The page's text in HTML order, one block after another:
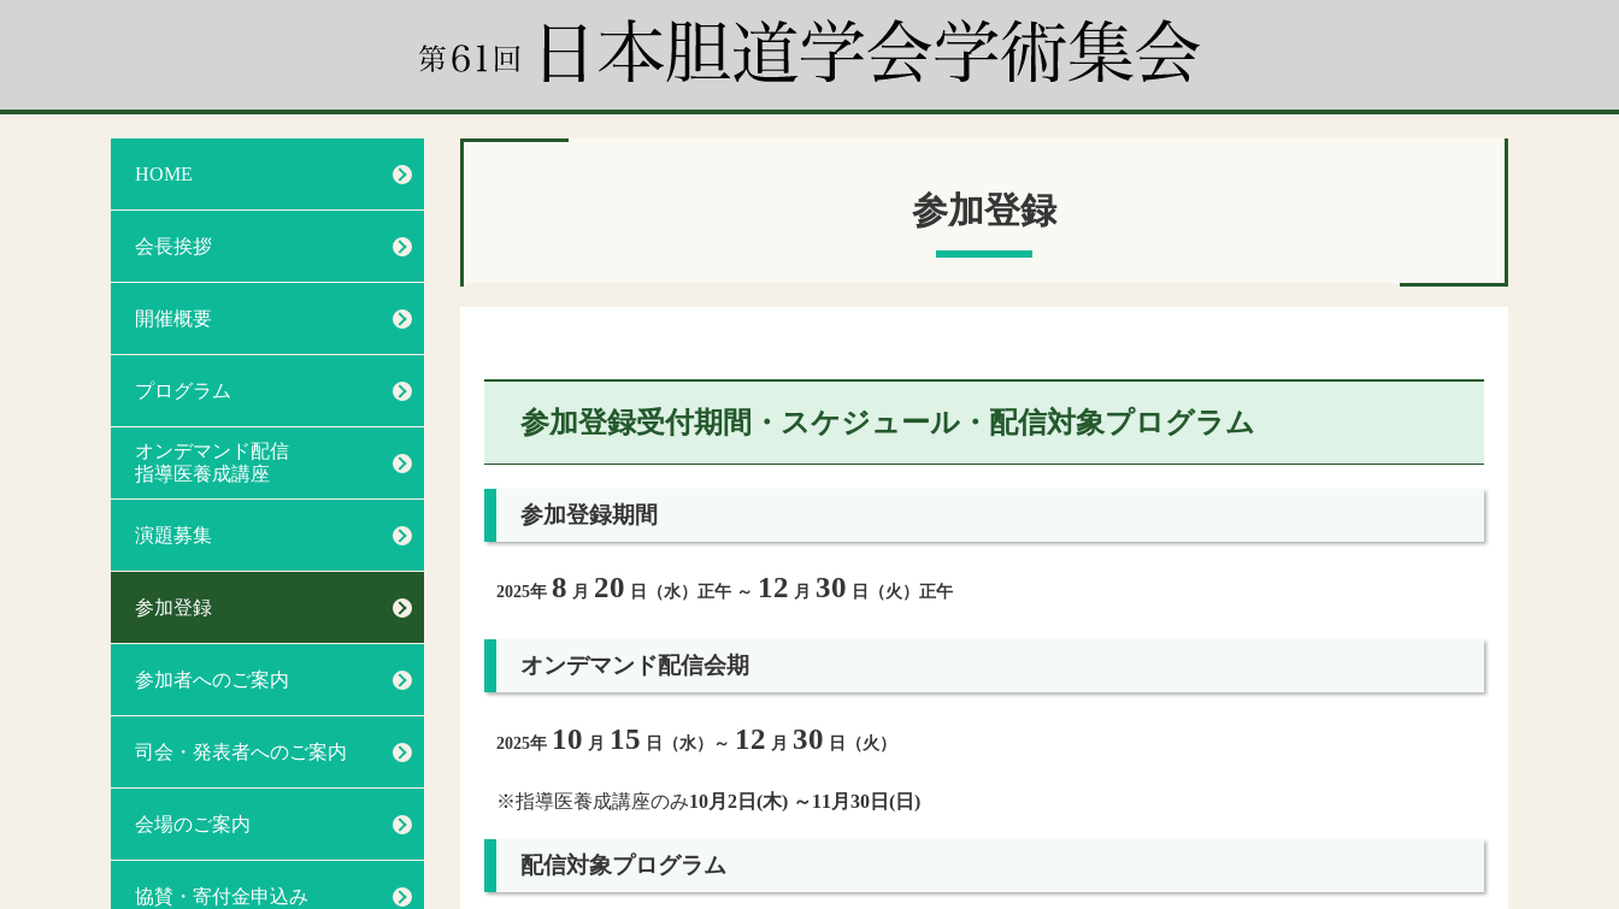
HOME
会長挨拶
開催概要
プログラム
オンデマンド配信
指導医養成講座
演題募集
参加登録
参加者へのご案内
司会・発表者へのご案内
会場のご案内
協賛・寄付金申込み
参加登録
参加登録受付期間・ スケジュール・ 配信対象プログラム
参加登録期間
2025年 8 月 20 日（水）正午 ～ 12 月 30 日（火）正午
オンデマンド配信会期
2025年 10 月 15 日（水）～ 12 月 30 日（火）
※指導医養成講座のみ10月2日(木) ～11月30日(日)
配信対象プログラム